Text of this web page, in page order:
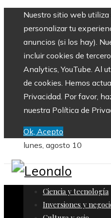
Nuestro sitio web
personalizar tu
anuncios (si los hay).
incluir cookies de
Analytics, YouTube. Al
de cookies. Hemos
Privacidad. Por favor,
nuestra Política de
Ok, Acepto
lunes, agosto 10
Ciencia y tecnología
Inversiones y